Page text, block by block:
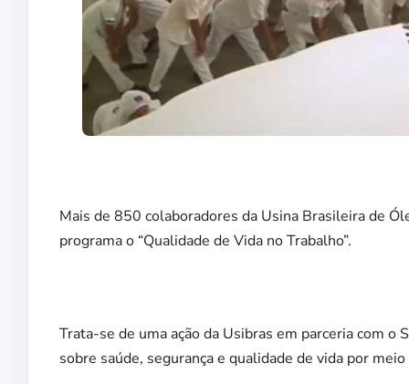
Mais de 850 colaboradores da Usina Brasileira de
programa o “Qualidade de Vida no Trabalho”.
Trata-se de uma ação da Usibras em parceria com o
sobre saúde, segurança e qualidade de vida por